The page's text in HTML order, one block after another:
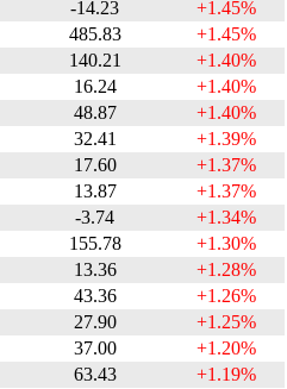
-14.23
+1.45%
485.83
+1.45%
140.21
+1.40%
16.24
+1.40%
48.87
+1.40%
32.41
+1.39%
17.60
+1.37%
13.87
+1.37%
-3.74
+1.34%
155.78
+1.30%
13.36
+1.28%
43.36
+1.26%
27.90
+1.25%
37.00
+1.20%
63.43
+1.19%